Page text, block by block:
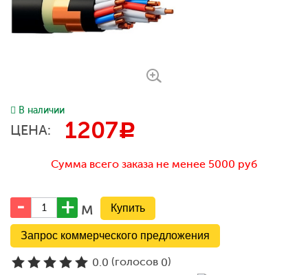
В наличии
ЦЕНА: 1207c
Сумма всего заказа не менее 5000 руб
м
Запрос коммерческого предложения
0.0 (голосов 0)